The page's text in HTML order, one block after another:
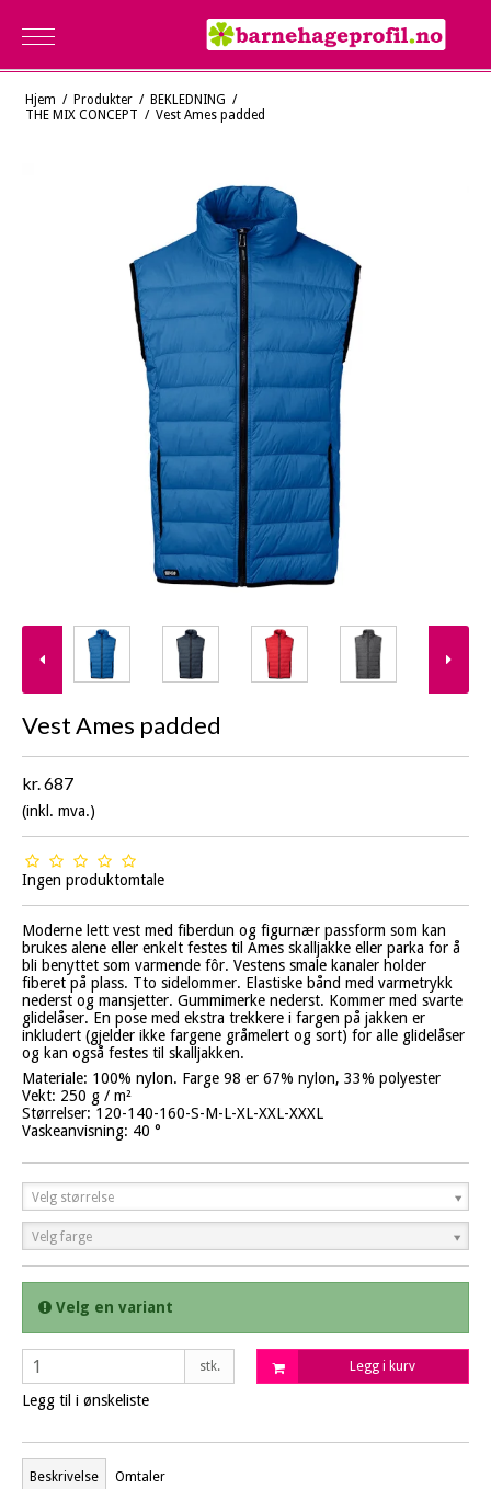
Hjem / Produkter / BEKLEDNING /
THE MIX CONCEPT / Vest Ames padded
Vest Ames padded
kr. 687
(inkl. mva.)
Ingen produktomtale
Moderne lett vest med fiberdun og figurnær passform som kan
brukes alene eller enkelt festes til Ames skalljakke eller parka for å
bli benyttet som varmende fôr. Vestens smale kanaler holder
fiberet på plass. Tto sidelommer. Elastiske bånd med varmetrykk
nederst og mansjetter. Gummimerke nederst. Kommer med svarte
glidelåser. En pose med ekstra trekkere i fargen på jakken er
inkludert (gjelder ikke fargene gråmelert og sort) for alle glidelåser
og kan også festes til skalljakken.
Materiale: 100% nylon. Farge 98 er 67% nylon, 33% polyester
Vekt: 250 g / m²
Størrelser: 120-140-160-S-M-L-XL-XXL-XXXL
Vaskeanvisning: 40 °
Velg størrelse
Velg farge
Velg en variant
stk. Legg i kurv
Legg til i ønskeliste
Beskrivelse Omtaler